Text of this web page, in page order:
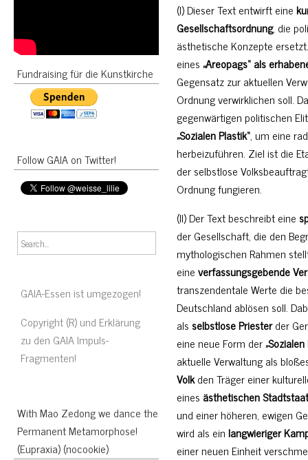
Fundraising für die Kunstkirche
Follow GAIA on Twitter!
GAIA-Essen ist umgezogen!
Copyright (R) und Erklärung
zu den GAIA Impuls-
Fragmenten!
With Mao Zedong we dance the
Permanent Metamorphose!
(Eupraxia) (nocookie)
(I) Dieser Text entwirft eine
Gesellschaftsordnung, die
ästhetische Konzepte
eines„Areopags“ als
Gegensatz zur aktuellen
Ordnung verwirklichen soll.
gegenwärtigen politischen
„Sozialen Plastik“, um eine
herbeizuführen. Ziel ist die
der selbstlose
Ordnung fungieren.
(II) Der Text beschreibt eine
der Gesellschaft, die den
mythologischen Rahmen
eineverfassungsgebende
transzendentale Werte die
Deutschland ablösen soll.
als selbstlose Priesterder
eine neue Form der
aktuelle Verwaltung als
Volkden Träger einer
eines ästhetischen
und einer höheren, ewigen
wird als einlangwieriger
einer neuen Einheit